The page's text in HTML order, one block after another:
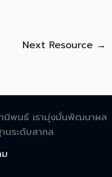
Next Resource →
นิพนธ์ เรามุ่งมั่นพัฒนาผล
นระดับสากล